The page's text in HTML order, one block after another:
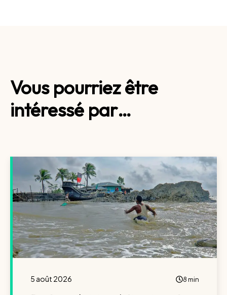
Vous pourriez être
intéressé par…
5 août 2026 8 min